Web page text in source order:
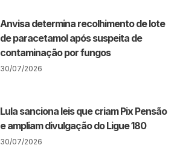
Anvisa determina recolhimento de lote
de paracetamol após suspeita de
contaminação por fungos
30/07/2026
Lula sanciona leis que criam Pix Pensão
e ampliam divulgação do Ligue 180
30/07/2026